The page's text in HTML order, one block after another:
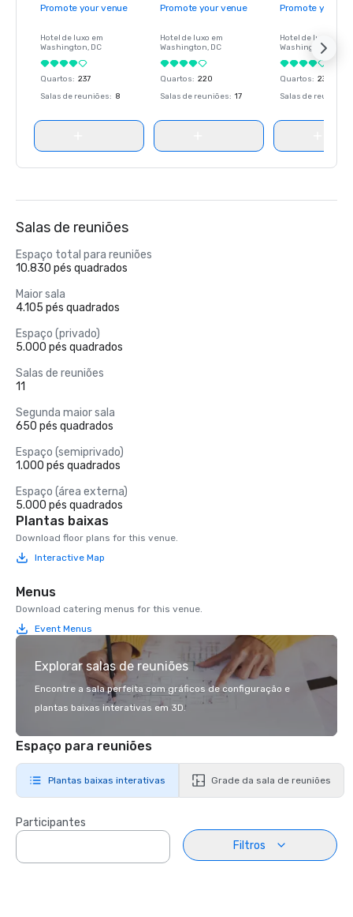
Promote your venue
Hotel de luxo em
Washington, DC
Quartos: 237
Salas de reuniões: 8
Promote your venue
Hotel de luxo em
Washington, DC
Quartos: 220
Salas de reuniões: 17
Promote your
Hotel de luxo em
Washington
Quartos: 237
Salas de reuniões
Salas de reuniões
Espaço total para reuniões
10.830 pés quadrados
Maior sala
4.105 pés quadrados
Espaço (privado)
5.000 pés quadrados
Salas de reuniões
11
Segunda maior sala
650 pés quadrados
Espaço (semiprivado)
1.000 pés quadrados
Espaço (área externa)
5.000 pés quadrados
Plantas baixas
Download floor plans for this venue.
Interactive Map
Menus
Download catering menus for this venue.
Event Menus
Explorar salas de reuniões
Encontre a sala perfeita com gráficos de configuração e
plantas baixas interativas em 3D.
Espaço para reuniões
Plantas baixas interativas Grade da sala de reuniões
Participantes
Filtros